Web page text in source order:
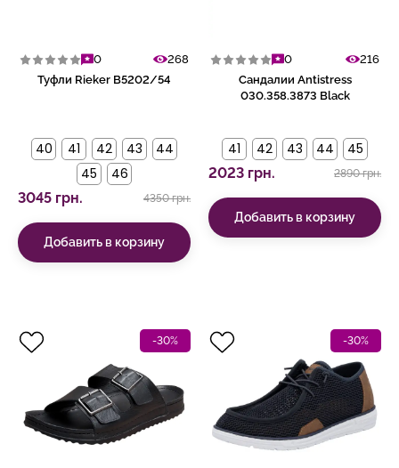
0
268
Туфли Rieker B5202/54
40 41 42 43
44
45
46
3045 грн. 4350 грн.
Добавить в корзину
0
216
Сандалии Antistress
030.358.3873 Black
41 42 43 44 45
2023 грн. 2890 грн.
Добавить в корзину
-30% -30%